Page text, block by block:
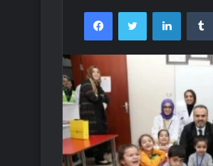
FacebookTwitter